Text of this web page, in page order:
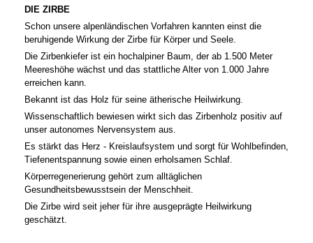
DIE ZIRBE
Schon unsere alpenländischen Vorfahren kannten einst die
beruhigende Wirkung der Zirbe für Körper und Seele.
Die Zirbenkiefer ist ein hochalpiner Baum, der ab 1.500 Meter
Meereshöhe wächst und das stattliche Alter von 1.000 Jahre
erreichen kann.
Bekannt ist das Holz für seine ätherische Heilwirkung.
Wissenschaftlich bewiesen wirkt sich das Zirbenholz positiv auf
unser autonomes Nervensystem aus.
Es stärkt das Herz - Kreislaufsystem und sorgt für Wohlbefinden,
Tiefenentspannung sowie einen erholsamen Schlaf.
Körperregenerierung gehört zum alltäglichen
Gesundheitsbewusstsein der Menschheit.
Die Zirbe wird seit jeher für ihre ausgeprägte Heilwirkung
geschätzt.